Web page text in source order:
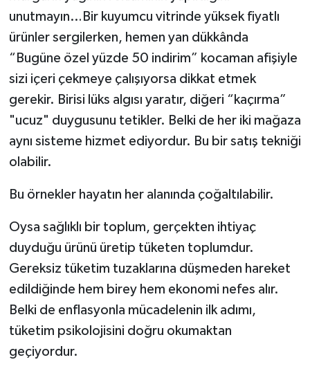
unutmayın…Bir kuyumcu vitrinde yüksek fiyatlı
ürünler sergilerken, hemen yan dükkânda
“Bugüne özel yüzde 50 indirim” kocaman afişiyle
sizi içeri çekmeye çalışıyorsa dikkat etmek
gerekir. Birisi lüks algısı yaratır, diğeri “kaçırma”
"ucuz" duygusunu tetikler. Belki de her iki mağaza
aynı sisteme hizmet ediyordur. Bu bir satış tekniği
olabilir.
Bu örnekler hayatın her alanında çoğaltılabilir.
Oysa sağlıklı bir toplum, gerçekten ihtiyaç
duyduğu ürünü üretip tüketen toplumdur.
Gereksiz tüketim tuzaklarına düşmeden hareket
edildiğinde hem birey hem ekonomi nefes alır.
Belki de enflasyonla mücadelenin ilk adımı,
tüketim psikolojisini doğru okumaktan
geçiyordur.